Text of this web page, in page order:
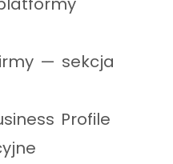
— sekcja
Profile